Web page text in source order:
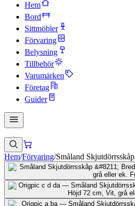
Hem
Bord
Sittmöbler
Förvaring
Belysning
Tillbehör
Varumärken
Företag
Guider
Hem/Förvaring/Småland Skjutdörrsskåp